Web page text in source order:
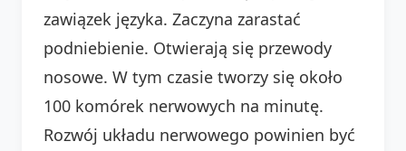
zawiązek języka. Zaczyna zarastać
podniebienie. Otwierają się przewody
nosowe. W tym czasie tworzy się około
100 komórek nerwowych na minutę.
Rozwój układu nerwowego powinien być